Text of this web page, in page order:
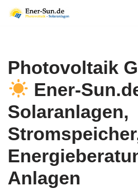
Photovoltaik
Ener-
Solaranlagen,
Anlagen